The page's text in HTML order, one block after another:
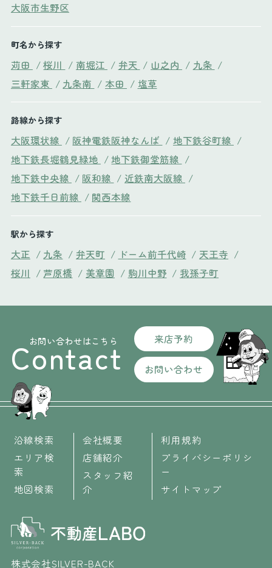
大阪市生野区
町名から探す
苅田 / 桜川 / 南堀江 / 弁天 / 山之内 / 九条 /
三軒家東 / 九条南 / 本田 / 塩草
路線から探す
大阪環状線 / 阪神電鉄阪神なんば / 地下鉄谷町線 /
地下鉄長堀鶴見緑地 / 地下鉄御堂筋線 /
地下鉄中央線 / 阪和線 / 近鉄南大阪線 /
地下鉄千日前線 / 関西本線
駅から探す
大正 / 九条 / 弁天町 / ドーム前千代崎 / 天王寺 /
桜川 / 芦原橋 / 美章園 / 駒川中野 / 我孫子町
お問い合わせはこちら
Contact 来店予約
お問い合わせ
沿線検索
エリア検
索
地図検索
会社概要
店舗紹介
スタッフ紹
介
利用規約
プライバシーポリシ
ー
サイトマップ
株式会社SILVER-BACK